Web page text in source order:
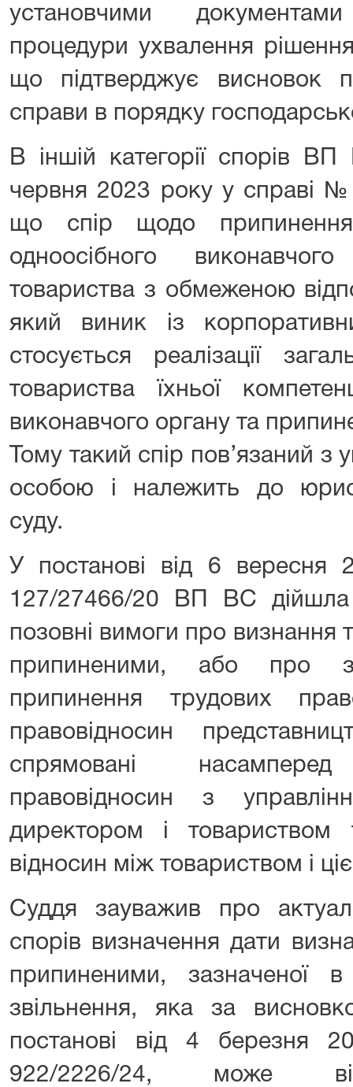
установчими
процедури ухвалення
що підтверджує висновок
справи в порядку
В іншій категорії спорів
червня 2023 року у справі
що спір щодо припинення
одноосібного
товариства з обмеженою
який виник із
стосується реалізації
товариства їхньої
виконавчого органу та
Тому такий спір пов’язаний
особою і належить до
суду.
У постанові від 6
127/27466/20 ВП ВС
позовні вимоги про визнання
припиненими, або про
припинення трудових
правовідносин
спрямовані
правовідносин з
директором і товариством
відносин між товариством і
Суддя зауважив про
спорів визначення дати
припиненими, зазначеної
звільнення, яка за
постанові від 4 березня
922/2226/24, може